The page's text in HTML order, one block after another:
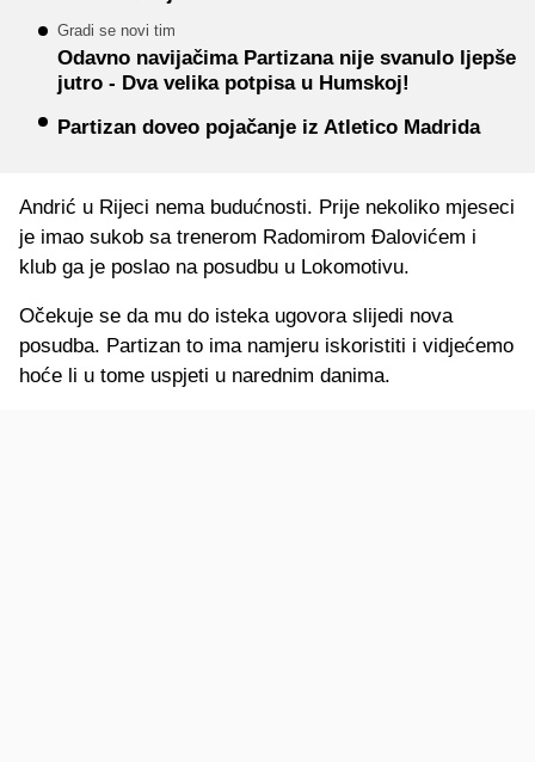
Gradi se novi tim
Odavno navijačima Partizana nije svanulo ljepše
jutro - Dva velika potpisa u Humskoj!
Partizan doveo pojačanje iz Atletico Madrida
Andrić u Rijeci nema budućnosti. Prije nekoliko mjeseci
je imao sukob sa trenerom Radomirom Đalovićem i
klub ga je poslao na posudbu u Lokomotivu.
Očekuje se da mu do isteka ugovora slijedi nova
posudba. Partizan to ima namjeru iskoristiti i vidjećemo
hoće li u tome uspjeti u narednim danima.